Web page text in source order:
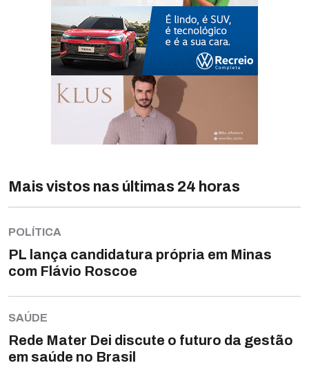
Mais vistos nas últimas 24 horas
POLÍTICA
PL lança candidatura própria em Minas
com Flávio Roscoe
SAÚDE
Rede Mater Dei discute o futuro da gestão
em saúde no Brasil